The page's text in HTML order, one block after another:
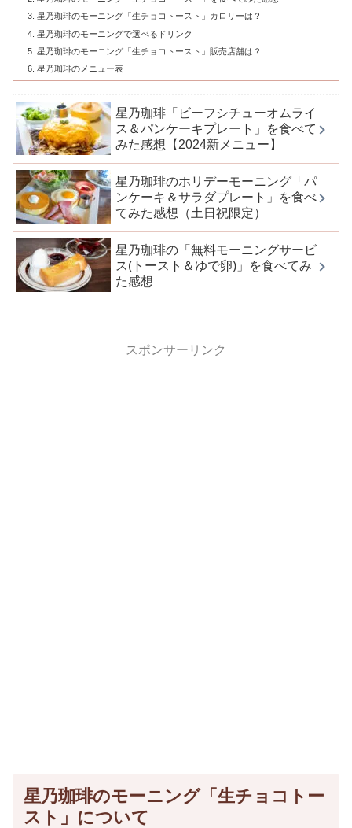
星乃珈琲のモーニング「生チョコトースト」カロリーは？
星乃珈琲のモーニングで選べるドリンク
星乃珈琲のモーニング「生チョコトースト」販売店舗は？
星乃珈琲のメニュー表
星乃珈琲「ビーフシチューオムライ
ス＆パンケーキプレート」を食べて
みた感想【2024新メニュー】
星乃珈琲のホリデーモーニング「パ
ンケーキ＆サラダプレート」を食べ
てみた感想（土日祝限定）
星乃珈琲の「無料モーニングサービ
ス(トースト＆ゆで卵)」を食べてみ
た感想
スポンサーリンク
星乃珈琲のモーニング「生チョコトー
スト」について